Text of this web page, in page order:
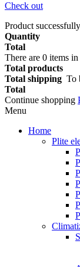
Check out
Product
Quantity
Total
There are 0 items
Total products
Total shipping To
Total
Continue shopping
Menu
Home
Plite